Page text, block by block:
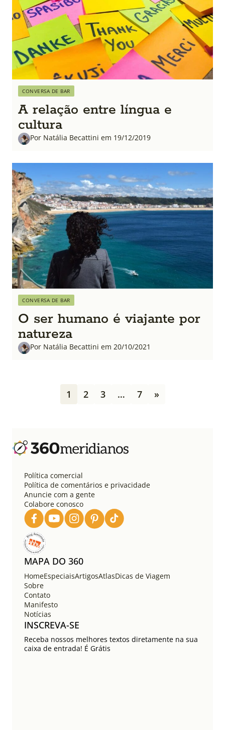
CONVERSA DE BAR
A relação entre língua e
cultura
Por Natália Becattini em 19/12/2019
CONVERSA DE BAR
O ser humano é viajante por
natureza
Por Natália Becattini em 20/10/2021
a
ç
1 2 3 … 7 »
Política comercial
Política de comentários e privacidade
Anuncie com a gente
Colabore conosco
MAPA DO 360
HomeEspeciaisArtigosAtlasDicas de Viagem
Sobre
Contato
Manifesto
Notícias
INSCREVA-SE
Receba nossos melhores textos diretamente na sua
caixa de entrada! É Grátis